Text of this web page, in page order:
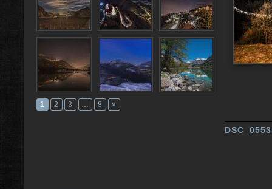
DSC_0553
1 2 3 … 8 »